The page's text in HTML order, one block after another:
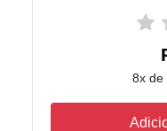
8x de